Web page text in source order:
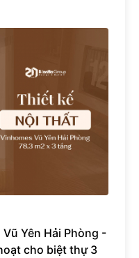
Yên Hải Phòng -
cho biệt thự 3